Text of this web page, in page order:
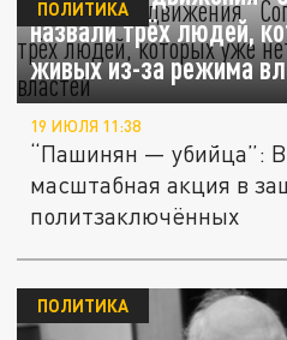
назвали трёх людей,
живых из-за режима
ПОЛИТИКА
19 ИЮЛЯ 11:38
“Пашинян — убийца”:
масштабная акция в
политзаключённых
ПОЛИТИКА